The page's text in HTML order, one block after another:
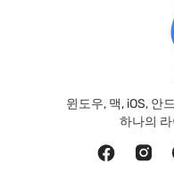
윈도우, 맥, iOS, 안
하나의